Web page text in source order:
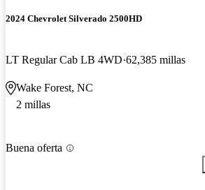
2024 Chevrolet Silverado 2500HD
LT Regular Cab LB 4WD 62,385 millas
Wake Forest, NC
2 millas
Buena oferta